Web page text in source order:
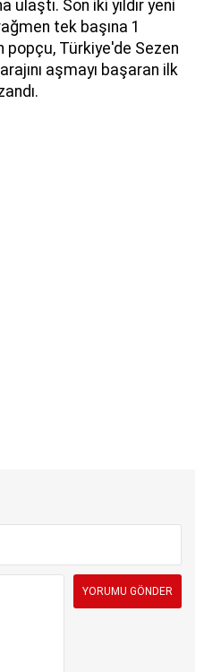
ulaştı. Son iki yıldır yeni
tek başına 1
popçu, Türkiye'de Sezen
aşmayı başaran ilk